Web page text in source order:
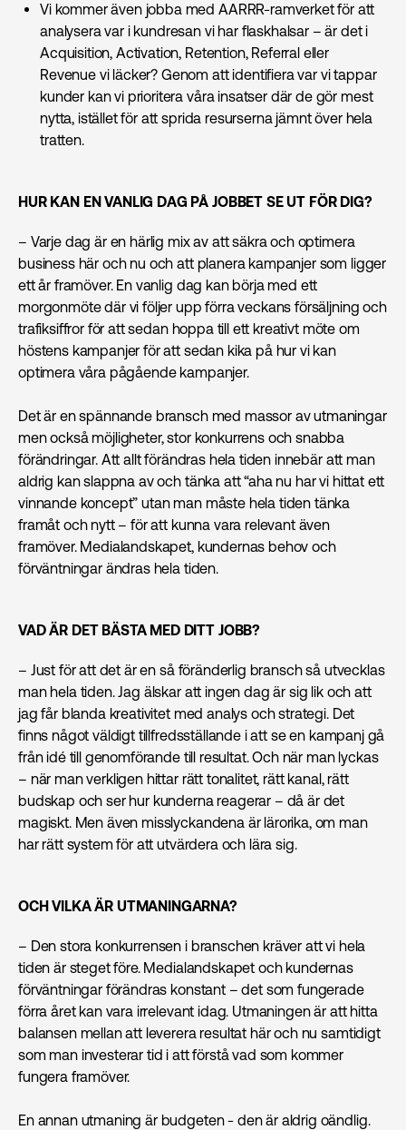
Vi kommer även jobba med AARRR-ramverket för att
analysera var i kundresan vi har flaskhalsar – är det i
Acquisition, Activation, Retention, Referral eller
Revenue vi läcker? Genom att identifiera var vi tappar
kunder kan vi prioritera våra insatser där de gör mest
nytta, istället för att sprida resurserna jämnt över hela
tratten.​​​​​​​​​​​​​​​​
HUR KAN EN VANLIG DAG PÅ JOBBET SE UT FÖR DIG?
– Varje dag är en härlig mix av att säkra och optimera
business här och nu och att planera kampanjer som ligger
ett år framöver. En vanlig dag kan börja med ett
morgonmöte där vi följer upp förra veckans försäljning och
trafiksiffror för att sedan hoppa till ett kreativt möte om
höstens kampanjer för att sedan kika på hur vi kan
optimera våra pågående kampanjer.
Det är en spännande bransch med massor av utmaningar
men också möjligheter, stor konkurrens och snabba
förändringar. Att allt förändras hela tiden innebär att man
aldrig kan slappna av och tänka att “aha nu har vi hittat ett
vinnande koncept” utan man måste hela tiden tänka
framåt och nytt – för att kunna vara relevant även
framöver. Medialandskapet, kundernas behov och
förväntningar ändras hela tiden.
VAD ÄR DET BÄSTA MED DITT JOBB?
– Just för att det är en så föränderlig bransch så utvecklas
man hela tiden. Jag älskar att ingen dag är sig lik och att
jag får blanda kreativitet med analys och strategi. Det
finns något väldigt tillfredsställande i att se en kampanj gå
från idé till genomförande till resultat. Och när man lyckas
– när man verkligen hittar rätt tonalitet, rätt kanal, rätt
budskap och ser hur kunderna reagerar – då är det
magiskt. Men även misslyckandena är lärorika, om man
har rätt system för att utvärdera och lära sig.
OCH VILKA ÄR UTMANINGARNA?
– Den stora konkurrensen i branschen kräver att vi hela
tiden är steget före. Medialandskapet och kundernas
förväntningar förändras konstant – det som fungerade
förra året kan vara irrelevant idag. Utmaningen är att hitta
balansen mellan att leverera resultat här och nu samtidigt
som man investerar tid i att förstå vad som kommer
fungera framöver.
En annan utmaning är budgeten - den är aldrig oändlig.